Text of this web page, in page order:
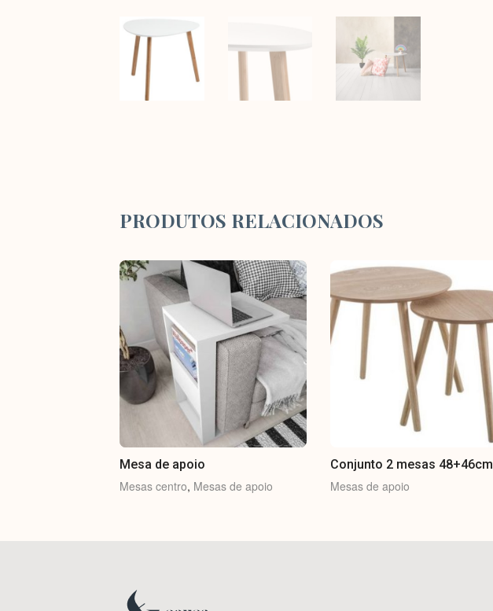
PRODUTOS RELACIONADOS
Mesa de apoio
Mesas centro, Mesas de apoio
Conjunto 2 mesas 48+46cm
Mesas de apoio